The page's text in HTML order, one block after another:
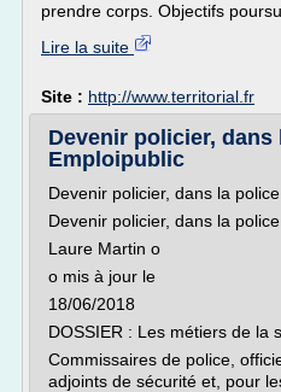
prendre corps. Objectifs
Lire la suite
Site : http://www.territorial.fr
Devenir policier,
Emploipublic
Devenir policier, dans la
Devenir policier, dans la
Laure Martin o
o mis à jour le
18/06/2018
DOSSIER : Les métiers de la
Commissaires de police,
adjoints de sécurité et, pour